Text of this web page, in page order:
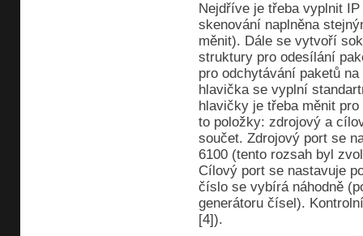
Nejdříve je třeba vyplnit
skenování naplněna
měnit). Dále se vytvoří
struktury pro odesílání
pro odchytávání paketů
hlavička se vyplní
hlavičky je třeba měnit
to položky: zdrojový a
součet. Zdrojový port se
6100 (tento rozsah byl
Cílový port se nastavuje
číslo se vybírá náhodně
generátoru čísel).
[4]).